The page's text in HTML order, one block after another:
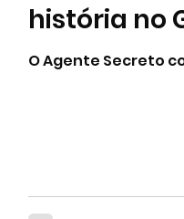
história no
O Agente Secreto